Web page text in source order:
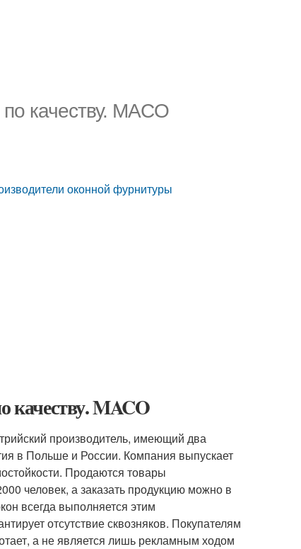
качеству. MACO
оконной фурнитуры
качеству. MACO
производитель, имеющий два
в Польше и России. Компания выпускает
Продаются товары
человек, а заказать продукцию можно в
всегда выполняется этим
отсутствие сквозняков. Покупателям
а не является лишь рекламным ходом